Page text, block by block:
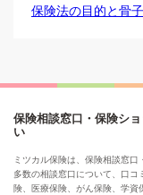
保険法の目的と骨子
保険相談窓口・保険シ
い
ミツカル保険は、保険相談窓
多数の相談窓口について、口
険、医療保険、がん保険、学資